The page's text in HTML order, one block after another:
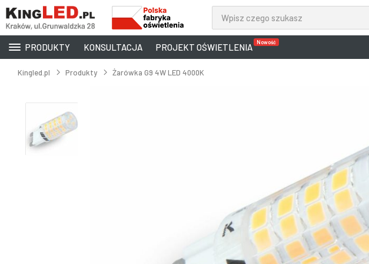
PRODUKTY KONSULTACJA PROJEKT OŚWIETLENIA Nowość
Kingled.pl Produkty Żarówka G9 4W LED 4000K